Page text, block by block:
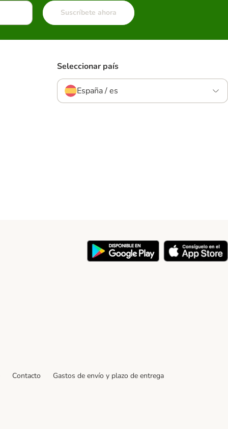
Suscríbete ahora
Seleccionar país
España / es
Contacto
Gastos de envío y plazo de entrega